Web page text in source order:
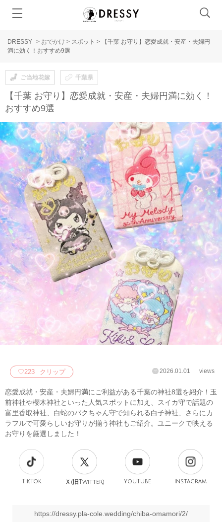
DRESSY > おでかけ > スポット >
【千葉 お守り】恋愛成就・安産・夫婦円
満に効く！おすすめ9選
ご当地花嫁 千葉県
【千葉 お守り】恋愛成就・安産・夫婦円満に効く！
おすすめ9選
♡223 クリップ 2026.01.01 views
恋愛成就・安産・夫婦円満にご利益がある千葉の神社8選を紹介！玉
前神社や櫻木神社といった人気スポットに加え、スイカ守で話題の
富里香取神社、白蛇のパクちゃん守で知られる白子神社、さらにカ
ラフルで可愛らしいお守りが揃う神社もご紹介。ユニークで映える
お守りを厳選しました！
TikTok Ｘ(旧Twitter) YouTube Instagram
https://dressy.pla-cole.wedding/chiba-omamori/2/